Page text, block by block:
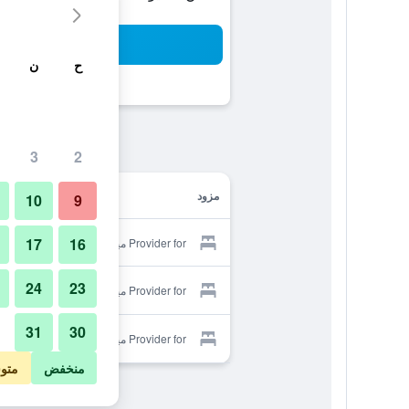
مزود
Provider for ميني نوفا هوتل
Provider for ميني نوفا هوتل
Provider for ميني نوفا هوتل
ح ن
2
3
9
10
16
17
23
24
30
31
منخفض